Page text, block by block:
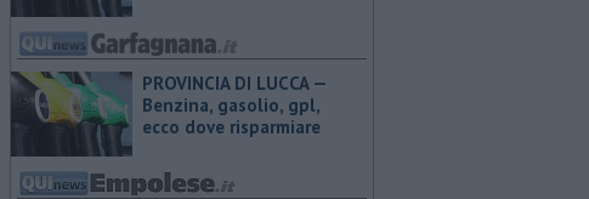
PROVINCIA DI LUCCA — ​
Benzina, gasolio, gpl,
ecco dove risparmiare